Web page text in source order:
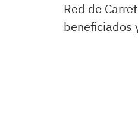
Red de
beneficiados